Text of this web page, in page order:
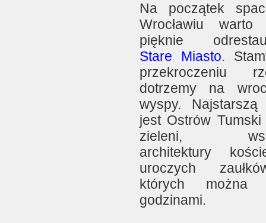
Na początek
Wrocławiu warto
pięknie
Stare Miasto.
przekroczeniu
dotrzemy na
wyspy.
jest Ostrów Tumski
zieleni,
architektury
uroczych
których można
godzinami.